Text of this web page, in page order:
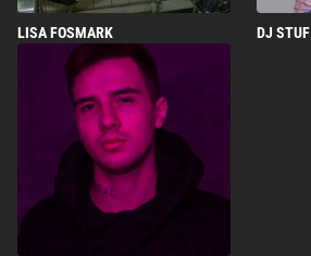
LISA FOSMARK DJ STUF